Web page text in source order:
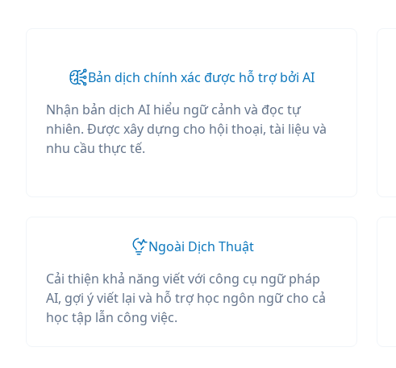
Bản dịch chính xác được hỗ trợ bởi AI
Nhận bản dịch AI hiểu ngữ cảnh và đọc tự
nhiên. Được xây dựng cho hội thoại, tài liệu và
nhu cầu thực tế.
Ngoài Dịch Thuật
Cải thiện khả năng viết với công cụ ngữ pháp
AI, gợi ý viết lại và hỗ trợ học ngôn ngữ cho cả
học tập lẫn công việc.